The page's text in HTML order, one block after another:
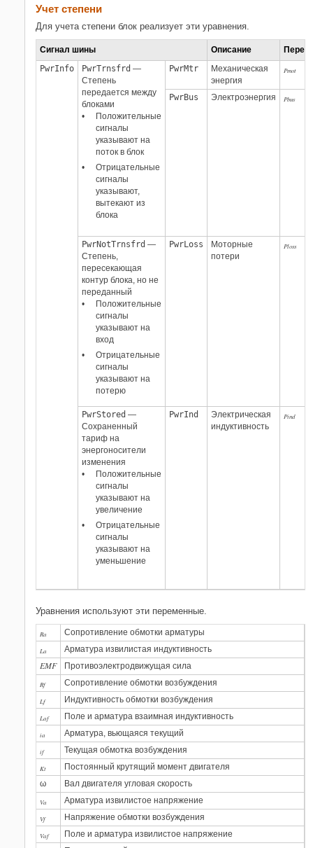
Учет степени
Для учета степени блок реализует эти уравнения.
Сигнал шины Описание
PwrInfo
PwrTrnsfrd —
Степень
передается между
блоками
Положительные
сигналы
указывают на
поток в блок
Отрицательные
сигналы
указывают,
вытекают из
блока
PwrMtr
Механическая
энергия
Pmot
PwrBus Электроэнергия Pbus
PwrNotTrnsfrd —
Степень,
пересекающая
контур блока, но не
переданный
Положительные
сигналы
указывают на
вход
Отрицательные
сигналы
указывают на
потерю
PwrLoss
Моторные
потери
Ploss
PwrStored —
Сохраненный
тариф на
энергоносители
изменения
Положительные
сигналы
указывают на
увеличение
Отрицательные
сигналы
указывают на
уменьшение
PwrInd
Электрическая
индуктивность
Pind
Уравнения используют эти переменные.
Ra Сопротивление обмотки арматуры
La Арматура извилистая индуктивность
EMF Противоэлектродвижущая сила
Rf Сопротивление обмотки возбуждения
Lf Индуктивность обмотки возбуждения
Laf Поле и арматура взаимная индуктивность
ia Арматура, вьющаяся текущий
if Текущая обмотка возбуждения
Kt
Постоянный крутящий момент двигателя
ω
Вал двигателя угловая скорость
Va Арматура извилистое напряжение
Vf Напряжение обмотки возбуждения
Vaf
Поле и арматура извилистое напряжение